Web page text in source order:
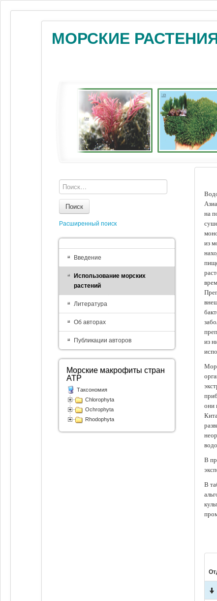
МОРСКИЕ
на
из
из
они
В
В
Поиск
Расширенный поиск
Введение
Использование морских
растений
Литература
Об авторах
Публикации авторов
Морские макрофиты стран
АТР
Таксономия
Chlorophyta
Ochrophyta
Rhodophyta